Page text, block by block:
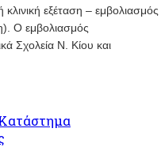
εξέταση – εμβολιασμός
Ο εμβολιασμός
Σχολεία Ν. Κίου και